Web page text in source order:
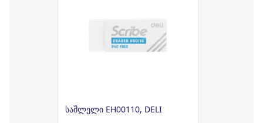
საშლელი EH00110, DELI